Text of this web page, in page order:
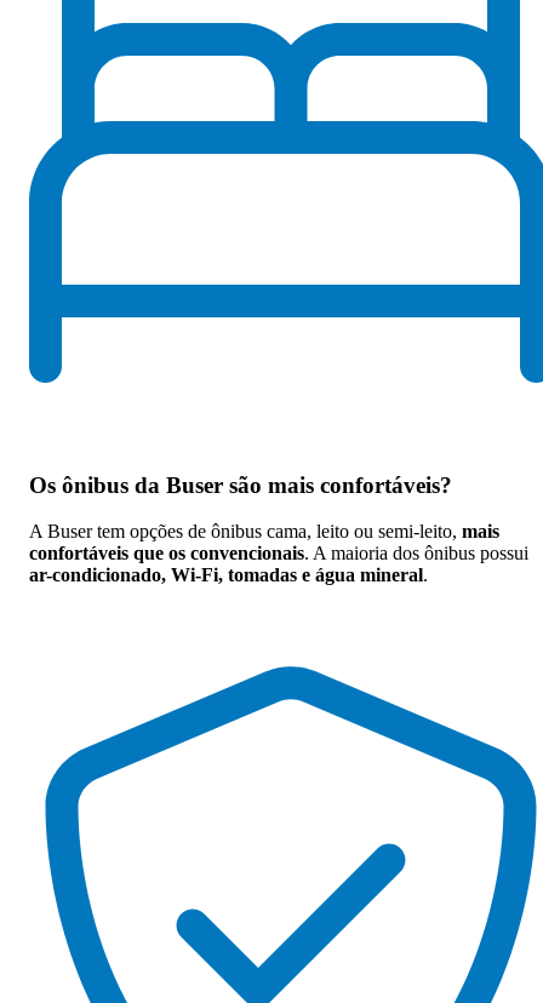
Os ônibus da Buser são mais confortáveis?
A Buser tem opções de ônibus cama, leito ou semi-leito, mais
confortáveis que os convencionais. A maioria dos ônibus possui
ar-condicionado, Wi-Fi, tomadas e água mineral.